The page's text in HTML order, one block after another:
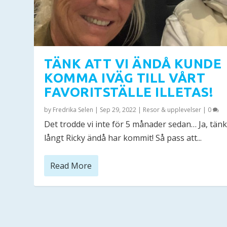
TÄNK ATT VI ÄNDÅ KUNDE
KOMMA IVÄG TILL VÅRT
FAVORITSTÄLLE ILLETAS!
by Fredrika Selen | Sep 29, 2022 | Resor & upplevelser | 0
Det trodde vi inte för 5 månader sedan… Ja,
långt Ricky ändå har kommit! Så pass att...
Read More